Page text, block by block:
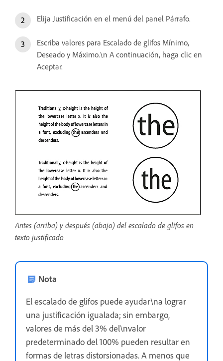
Elija Justificación en el menú del panel Párrafo.
Escriba valores para Escalado de glifos Mínimo,
Deseado y Máximo.\n A continuación, haga clic en
Aceptar.
Antes (arriba) y después (abajo) del escalado de glifos en
texto justificado
Nota
El escalado de glifos puede ayudar\na lograr
una justificación igualada; sin embargo,
valores de más del 3% del\nvalor
predeterminado del 100% pueden resultar en
formas de letras distorsionadas. A menos que